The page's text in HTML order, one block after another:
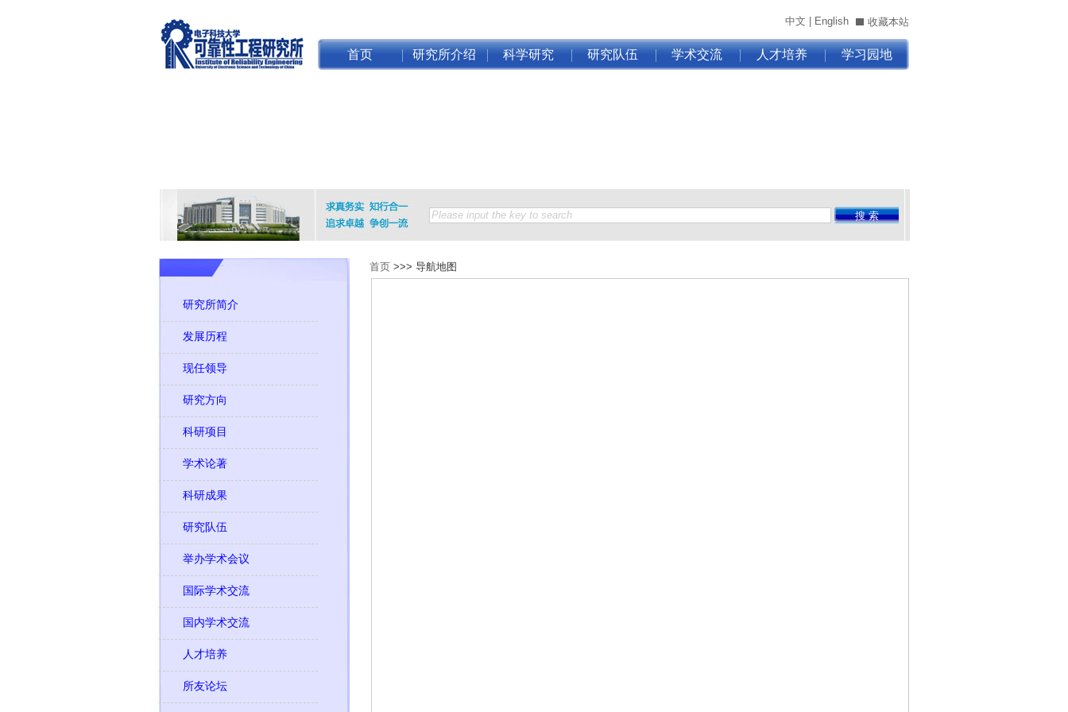
中文 English 收藏本站
首页 研究所介绍 科学研究 研究队伍 学术交流 人才培养 学习园地
研究所简介
发展历程
现任领导
研究方向
科研项目
学术论著
科研成果
研究队伍
举办学术会议
国际学术交流
国内学术交流
人才培养
所友论坛
首页 >>> 导航地图